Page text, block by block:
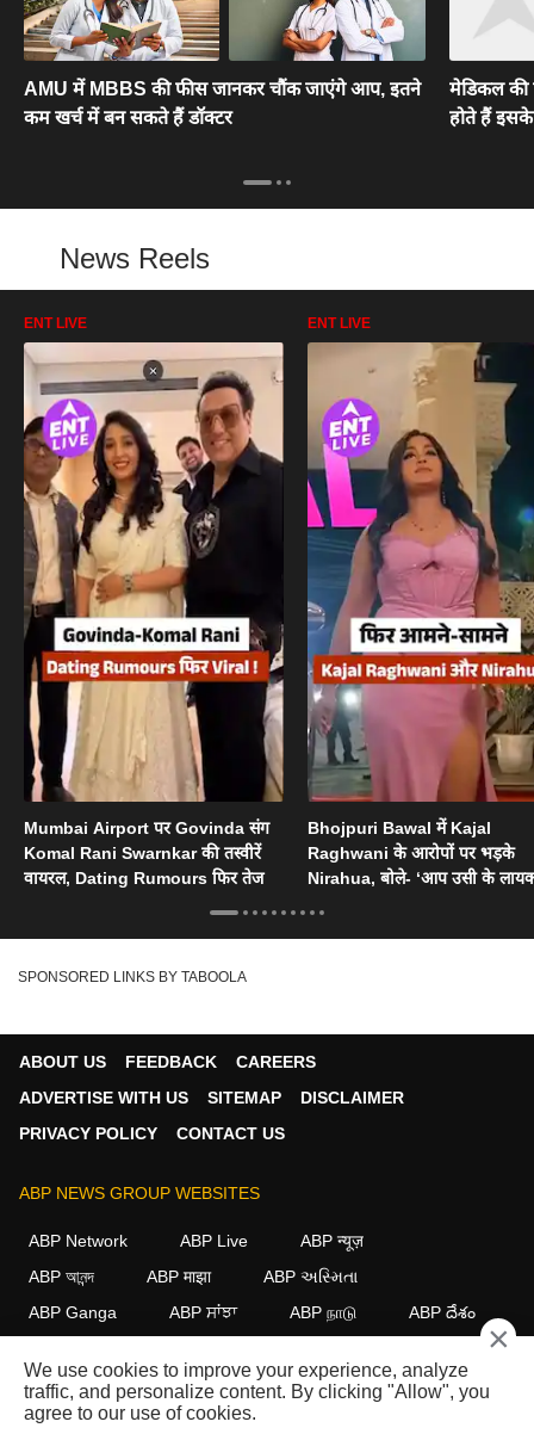
AMU में MBBS की फीस जानकर चौंक जाएंगे आप, इतने
कम खर्च में बन सकते हैं डॉक्टर
मेडिकल की
होते हैं
News Reels
ENT LIVE
Mumbai Airport पर Govinda संग
Komal Rani Swarnkar की तस्वीरें
वायरल, Dating Rumours फिर तेज
ENT LIVE
Bhojpuri Bawal में Kajal
Raghwani के आरोपों पर भड़के
Nirahua, बोले- ‘आप उसी के लायक
SPONSORED LINKS BY TABOOLA
ABOUT US FEEDBACK
CAREERS
ADVERTISE WITH US
SITEMAP
DISCLAIMER
PRIVACY POLICY
CONTACT US
ABP NEWS GROUP WEBSITES
ABP Network ABP Live
ABP न्यूज़
ABP আনন্দ
ABP माझा
ABP અસ્મિતા
ABP Ganga
ABP ਸਾਂਝਾ ABP நாடு ABP దేశం
FOLLOW US
×
We use cookies to improve your experience, analyze
traffic, and personalize content. By clicking "Allow", you
agree to our use of cookies.